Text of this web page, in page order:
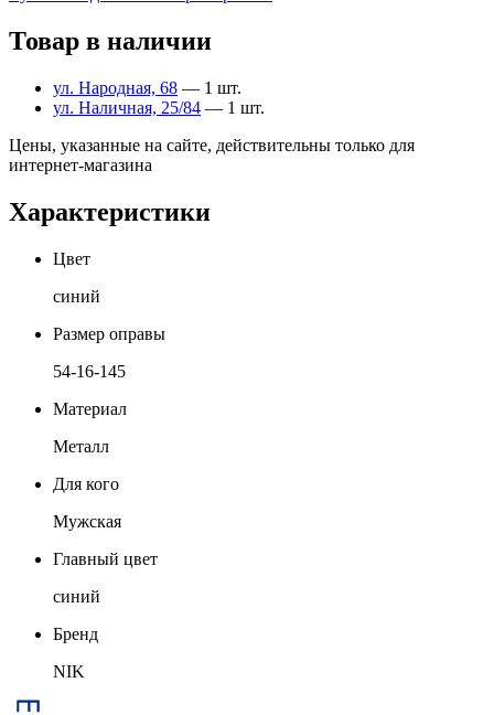
Товар в наличии
ул. Народная, 68 — 1 шт.
ул. Наличная, 25/84 — 1 шт.
Цены, указанные на сайте, действительны только для
интернет-магазина
Характеристики
Цвет
синий
Размер оправы
54-16-145
Материал
Металл
Для кого
Мужская
Главный цвет
синий
Бренд
NIK